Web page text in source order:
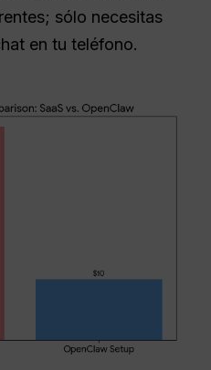
sólo necesitas
en tu teléfono.